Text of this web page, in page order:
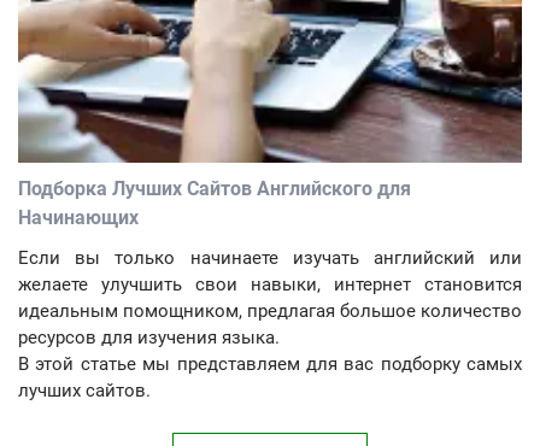
Подборка Лучших Сайтов Английского для
Начинающих
Если вы только начинаете изучать английский или
желаете улучшить свои навыки, интернет становится
идеальным помощником, предлагая большое количество
ресурсов для изучения языка.
В этой статье мы представляем для вас подборку самых
лучших сайтов.